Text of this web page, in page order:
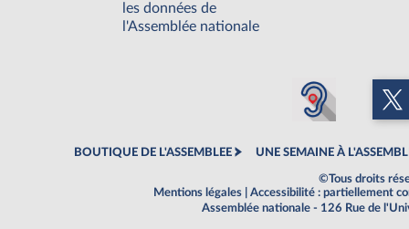
les données de
l'Assemblée nationale
BOUTIQUE DE L'ASSEMBLEE UNE SEMAINE À
©Tous droits
Mentions légales
Accessibilité : partiellement
Assemblée nationale - 126 Rue de